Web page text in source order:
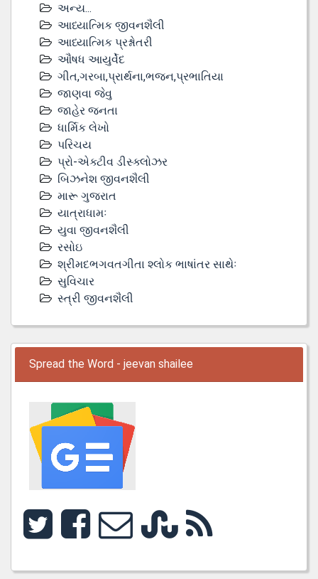
અન્ય...
આધ્યાત્મિક જીવનશૈલી
આધ્યાત્મિક પ્રશ્નોતરી
ઔષધ આયુર્વેદ
ગીત,ગરબા,પ્રાર્થના,ભજન,પ્રભાતિયા
જાણવા જેવુ
જાહેર જનતા
ધાર્મિક લેખો
પરિચય
પ્રો-એક્ટીવ ડીસ્‍ક્લોઝર
બિઝનેશ જીવનશૈલી
મારૂ ગુજરાત
યાત્રાધામઃ
યુવા જીવનશૈલી
રસોઇ
શ્રીમદભગવતગીતા શ્લોક ભાષાંતર સાથેઃ
સુવિચાર
સ્ત્રી જીવનશૈલી
Spread the Word - jeevan shailee